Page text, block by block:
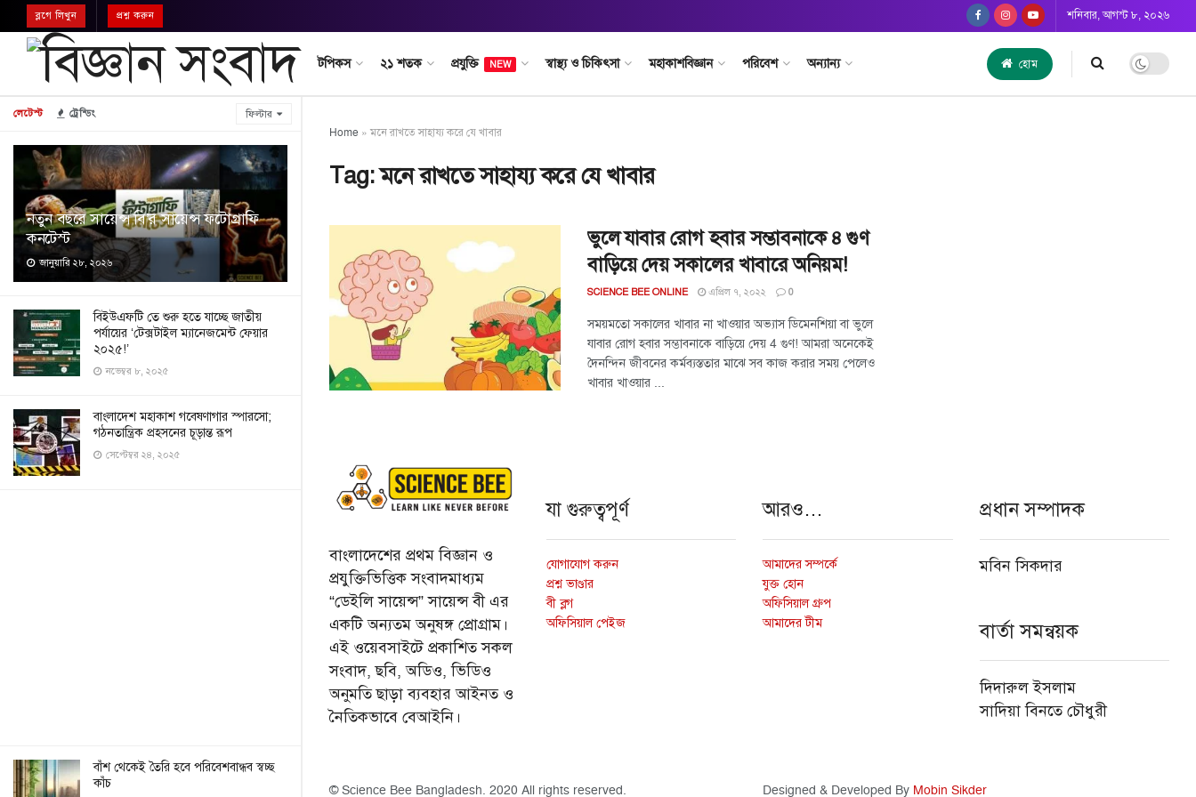
লেটেস্ট ট্রেন্ডিং ফিল্টার
নতুন বছরে সায়েন্স বি’র সায়েন্স ফটোগ্রাফি
কনটেস্ট
জানুয়ারি ২৮, ২০২৬
বিইউএফটি তে শুরু হতে যাচ্ছে জাতীয়
পর্যায়ের ‘টেক্সটাইল ম্যানেজমেন্ট ফেয়ার
২০২৫!’
নভেম্বর ৮, ২০২৫
বাংলাদেশ মহাকাশ গবেষণাগার স্পারসো;
গঠনতান্ত্রিক প্রহসনের চূড়ান্ত রূপ
সেপ্টেম্বর ২৪, ২০২৫
বাঁশ থেকেই তৈরি হবে পরিবেশবান্ধব স্বচ্ছ
কাঁচ
ব্লগে লিখুন প্রশ্ন করুন শনিবার, আগস্ট ৮, ২০২৬
টপিকস ২১ শতক প্রযুক্তি NEW স্বাস্থ্য ও চিকিৎসা মহাকাশবিজ্ঞান পরিবেশ অন্যান্য হোম
Home » মনে রাখতে সাহায্য করে যে খাবার
Tag:মনে রাখতে সাহায্য করে যে খাবার
ভুলে যাবার রোগ হবার সম্ভাবনাকে ৪ গুণ
বাড়িয়ে দেয় সকালের খাবারে অনিয়ম!
SCIENCE BEE ONLINE এপ্রিল ৭, ২০২২ 0
সময়মতো সকালের খাবার না খাওয়ার অভ্যাস ডিমেনশিয়া বা ভুলে
যাবার রোগ হবার সম্ভাবনাকে বাড়িয়ে দেয় 4 গুণ! আমরা অনেকেই
দৈনন্দিন জীবনের কর্মব্যস্ততার মাঝে সব কাজ করার সময় পেলেও
খাবার খাওয়ার ...
বাংলাদেশের প্রথম বিজ্ঞান ও
প্রযুক্তিভিত্তিক সংবাদমাধ্যম
“ডেইলি সায়েন্স” সায়েন্স বী এর
একটি অন্যতম অনুষঙ্গ প্রোগ্রাম।
এই ওয়েবসাইটে প্রকাশিত সকল
সংবাদ, ছবি, অডিও, ভিডিও
অনুমতি ছাড়া ব্যবহার আইনত ও
নৈতিকভাবে বেআইনি।
যা গুরুত্বপূর্ণ
যোগাযোগ করুন
প্রশ্ন ভাণ্ডার
বী ব্লগ
অফিসিয়াল পেইজ
আরও…
আমাদের সম্পর্কে
যুক্ত হোন
অফিসিয়াল গ্রুপ
আমাদের টীম
প্রধান সম্পাদক
মবিন সিকদার
বার্তা সমন্বয়ক
দিদারুল ইসলাম
সাদিয়া বিনতে চৌধুরী
© Science Bee Bangladesh. 2020 All rights reserved. Designed & Developed By Mobin Sikder